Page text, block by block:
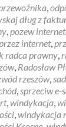
,
dług z
,pozew
internet,
radca prawny,
, Radosław
rzeszów,
,sprzeciw e-
,windykacja,
,windykacja